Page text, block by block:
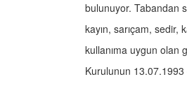
bulunuyor. Tabandan
kayın, sarıçam, sedir,
kullanıma uygun olan
Kurulunun 13.07.1993